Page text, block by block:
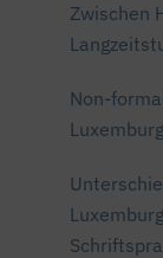
Zwischen
Non-
Luxemburg